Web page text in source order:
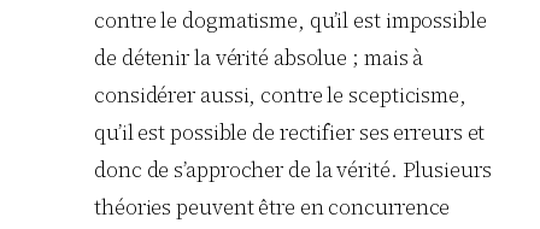
contre le dogmatisme, qu’il est impossible
de détenir la vérité absolue ; mais à
considérer aussi, contre le scepticisme,
qu’il est possible de rectifier ses erreurs et
donc de s’approcher de la vérité. Plusieurs
théories peuvent être en concurrence